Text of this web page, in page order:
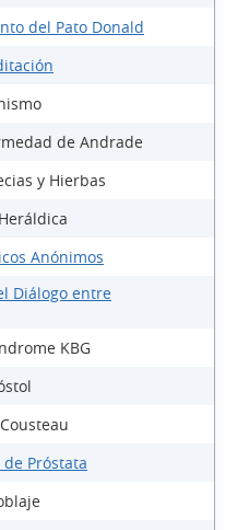
del Pato Donald
de Andrade
y Hierbas
Anónimos
Diálogo entre
KBG
Próstata